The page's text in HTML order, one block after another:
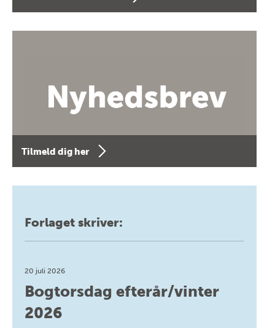
Tilmeld dig her
Forlaget skriver:
20 juli 2026
Bogtorsdag efterår/vinter
2026